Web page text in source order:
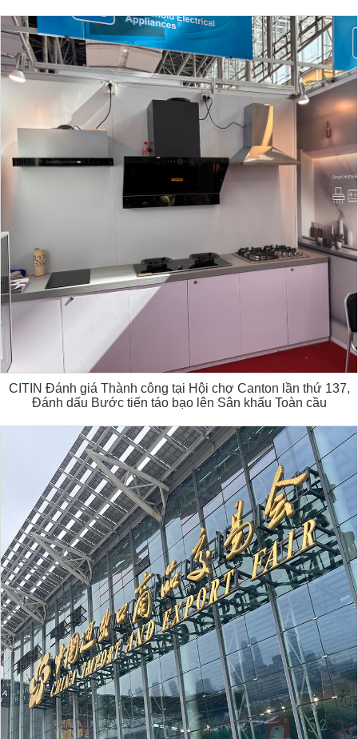
CITIN Đánh giá Thành công tại Hội chợ Canton lần thứ 137,
Đánh dấu Bước tiến táo bạo lên Sân khấu Toàn cầu